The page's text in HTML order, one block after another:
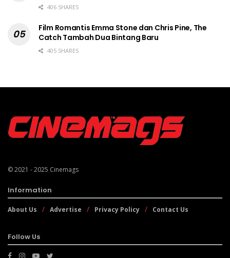
406 SHARES
Film Romantis Emma Stone dan Chris Pine, The
Catch Tambah Dua Bintang Baru
405 SHARES
© 2021 - 2025 Cinemags
Information
About Us Advertise Privacy Policy Contact Us
Follow Us